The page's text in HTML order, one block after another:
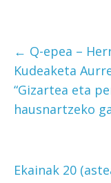
← Q-epea –
Kudeaketa
“Gizartea eta
hausnartzeko
Ekainak 20